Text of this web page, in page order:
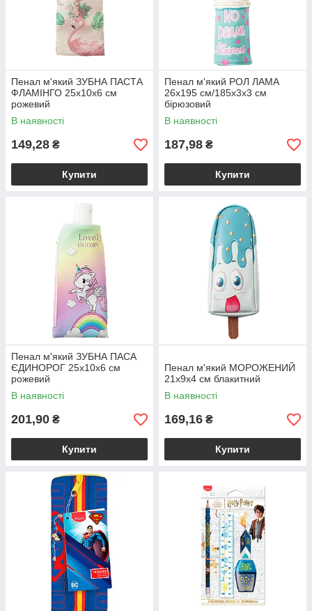
Пенал м'який ЗУБНА ПАСТА
ФЛАМІНГО 25х10х6 см
рожевий
В наявності
149,28 ₴
Купити
Пенал м'який РОЛ ЛАМА
26х195 см/185х3х3 см
бірюзовий
В наявності
187,98 ₴
Купити
Пенал м'який ЗУБНА ПАСА
ЄДИНОРОГ 25х10х6 см
рожевий
В наявності
201,90 ₴
Купити
Пенал м'який МОРОЖЕНИЙ
21х9х4 см блакитний
В наявності
169,16 ₴
Купити